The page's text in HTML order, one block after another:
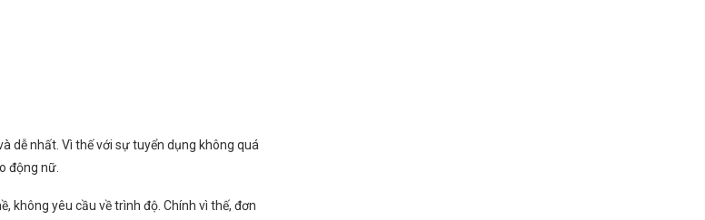
dễ nhất. Vì thế với sự tuyển dụng không quá
động nữ.
không yêu cầu về trình độ. Chính vì thế, đơn